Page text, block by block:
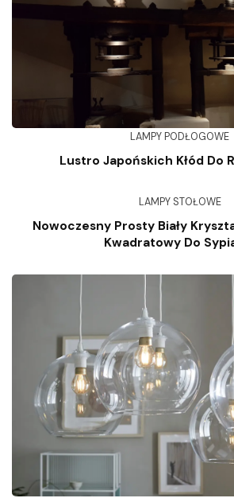
LAMPY PODŁOGOWE
Lustro Japońskich Kłód Do
LAMPY STOŁOWE
Nowoczesny Prosty Biały
Kwadratowy Do